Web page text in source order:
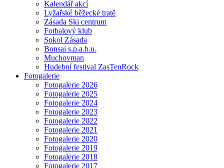
Kalendář akcí
Lyžařské běžecké tratě
Zásada Ski centrum
Fotbalový klub
Sokol Zásada
Bonsai s.p.a.b.u.
Muchovman
Hudební festival ZasTenRock
Fotogalerie
Fotogalerie 2026
Fotogalerie 2025
Fotogalerie 2024
Fotogalerie 2023
Fotogalerie 2022
Fotogalerie 2021
Fotogalerie 2020
Fotogalerie 2019
Fotogalerie 2018
Fotogalerie 2017